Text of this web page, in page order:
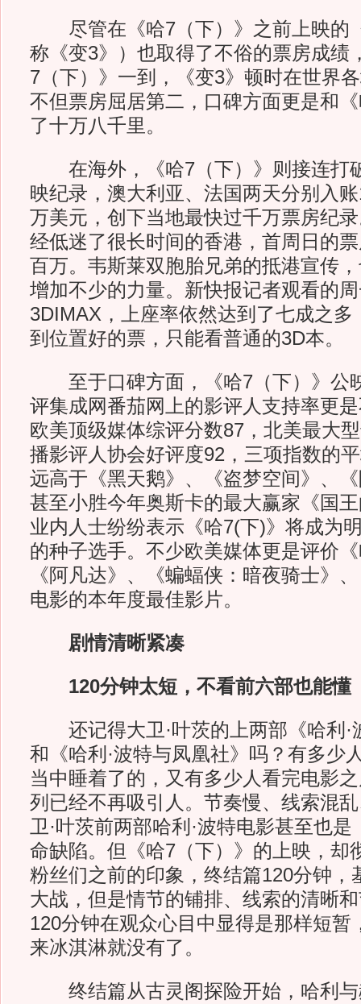
尽管在《哈7（下）》之前上映的
称《变3》）也取得了不俗的票房成绩
7（下）》一到，《变3》顿时在世界
不但票房屈居第二，口碑方面更是和
了十万八千里。
在海外，《哈7（下）》则接连打
映纪录，澳大利亚、法国两天分别入
万美元，创下当地最快过千万票房纪
经低迷了很长时间的香港，首周日的
百万。韦斯莱双胞胎兄弟的抵港宣传
增加不少的力量。新快报记者观看的
3DIMAX，上座率依然达到了七成之多
到位置好的票，只能看普通的3D本。
至于口碑方面，《哈7（下）》公
评集成网番茄网上的影评人支持率更
欧美顶级媒体综评分数87，北美最大
播影评人协会好评度92，三项指数的
远高于《黑天鹅》、《盗梦空间》、
甚至小胜今年奥斯卡的最大赢家《国
业内人士纷纷表示《哈7(下)》将成为
的种子选手。不少欧美媒体更是评价
《阿凡达》、《蝙蝠侠：暗夜骑士》
电影的本年度最佳影片。
剧情清晰紧凑
120分钟太短，不看前六部也能懂
还记得大卫·叶茨的上两部《哈利·
和《哈利·波特与凤凰社》吗？有多少
当中睡着了的，又有多少人看完电影
列已经不再吸引人。节奏慢、线索混
卫·叶茨前两部哈利·波特电影甚至也
命缺陷。但《哈7（下）》的上映，却
粉丝们之前的印象，终结篇120分钟，
大战，但是情节的铺排、线索的清晰
120分钟在观众心目中显得是那样短暂
来冰淇淋就没有了。
终结篇从古灵阁探险开始，哈利与